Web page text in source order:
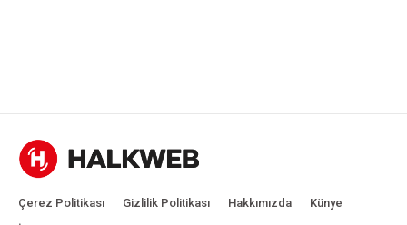
Çerez Politikası Gizlilik Politikası Hakkımızda
Künye